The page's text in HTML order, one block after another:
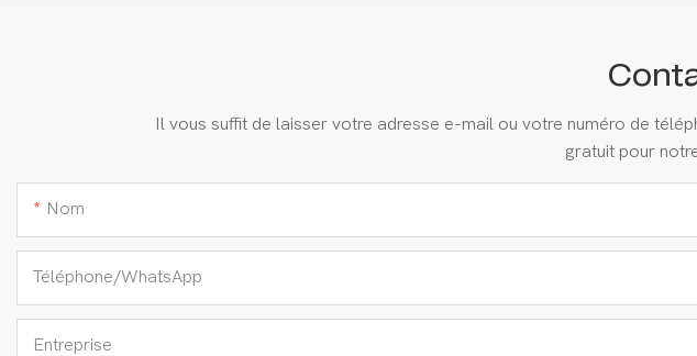
Il vous suffit de laisser votre adresse e-mail ou votre numéro de
gratuit pour
Nom
Téléphone/WhatsApp
Entreprise